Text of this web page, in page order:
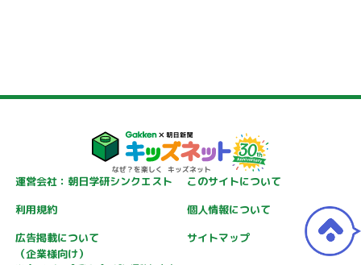
運営会社：朝日学研シンクエスト
このサイトについて
利用規約
個人情報について
広告掲載について
（企業様向け）
サイトマップ